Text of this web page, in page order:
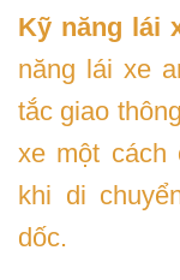
Kỹ năng lái
năng lái xe
tắc giao
xe một cách
khi di
dốc.